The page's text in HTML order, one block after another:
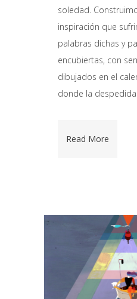
soledad.
inspiración que
palabras dichas y
encubiertas, con
dibujados en el
donde la despedida
Read More